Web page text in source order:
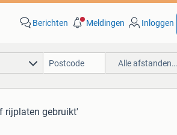
Berichten Meldingen Inloggen
Alle afstanden…
rijplaten gebruikt'